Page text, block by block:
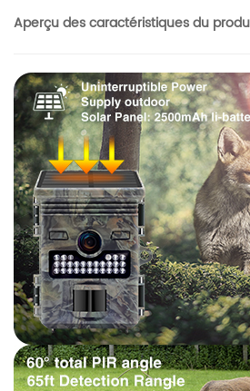
Aperçu des caractéristiques du